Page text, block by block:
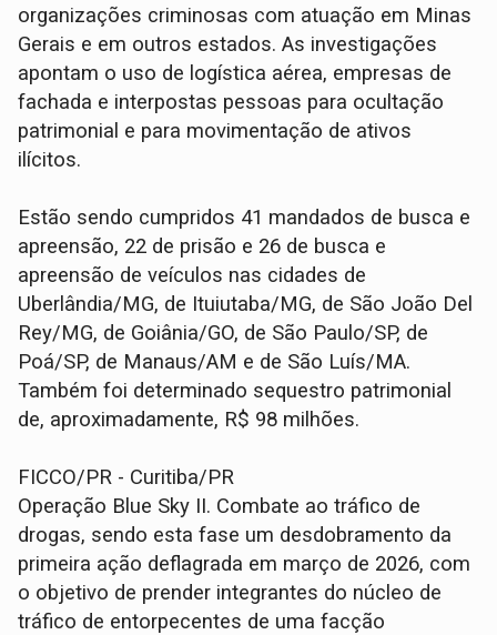
organizações criminosas com atuação em Minas
Gerais e em outros estados. As investigações
apontam o uso de logística aérea, empresas de
fachada e interpostas pessoas para ocultação
patrimonial e para movimentação de ativos
ilícitos.
Estão sendo cumpridos 41 mandados de busca e
apreensão, 22 de prisão e 26 de busca e
apreensão de veículos nas cidades de
Uberlândia/MG, de Ituiutaba/MG, de São João Del
Rey/MG, de Goiânia/GO, de São Paulo/SP, de
Poá/SP, de Manaus/AM e de São Luís/MA.
Também foi determinado sequestro patrimonial
de, aproximadamente, R$ 98 milhões.
FICCO/PR - Curitiba/PR
Operação Blue Sky II. Combate ao tráfico de
drogas, sendo esta fase um desdobramento da
primeira ação deflagrada em março de 2026, com
o objetivo de prender integrantes do núcleo de
tráfico de entorpecentes de uma facção